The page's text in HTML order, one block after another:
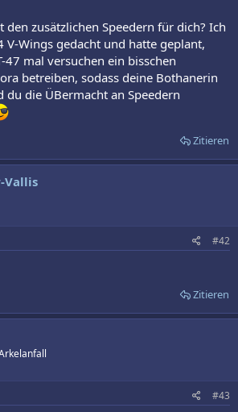
um die Kriminalität.
den zusätzlichen Speedern für dich? Ich
V-Wings gedacht und hatte geplant,
47 mal versuchen ein bisschen
betreiben, sodass deine Bothanerin
du die ÜBermacht an Speedern
Zitieren
Vallis
#42
Zitieren
#43